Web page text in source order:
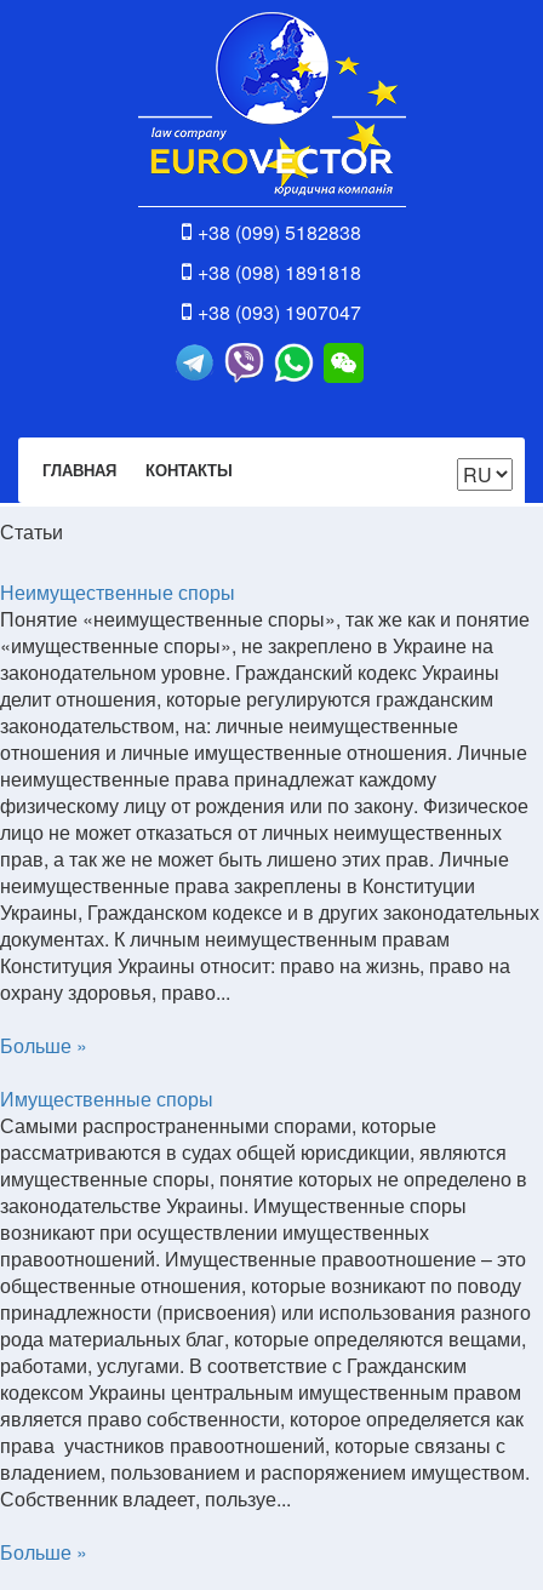
+38 (099) 5182838
+38 (098) 1891818
+38 (093) 1907047
ГЛАВНАЯ КОНТАКТЫ
Статьи
Неимущественные споры
Понятие «неимущественные споры», так же как и понятие
«имущественные споры», не закреплено в Украине на
законодательном уровне. Гражданский кодекс Украины
делит отношения, которые регулируются гражданским
законодательством, на: личные неимущественные
отношения и личные имущественные отношения. Личные
неимущественные права принадлежат каждому
физическому лицу от рождения или по закону. Физическое
лицо не может отказаться от личных неимущественных
прав, а так же не может быть лишено этих прав. Личные
неимущественные права закреплены в Конституции
Украины, Гражданском кодексе и в других законодательных
документах. К личным неимущественным правам
Конституция Украины относит: право на жизнь, право на
охрану здоровья, право...
Больше »
Имущественные споры
Самыми распространенными спорами, которые
рассматриваются в судах общей юрисдикции, являются
имущественные споры, понятие которых не определено в
законодательстве Украины. Имущественные споры
возникают при осуществлении имущественных
правоотношений. Имущественные правоотношение – это
общественные отношения, которые возникают по поводу
принадлежности (присвоения) или использования разного
рода материальных благ, которые определяются вещами,
работами, услугами. В соответствие с Гражданским
кодексом Украины центральным имущественным правом
является право собственности, которое определяется как
права участников правоотношений, которые связаны с
владением, пользованием и распоряжением имуществом.
Собственник владеет, пользуе...
Больше »